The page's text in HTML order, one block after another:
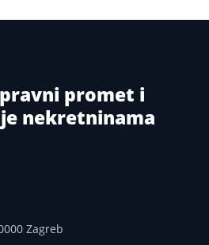
promet i
nekretninama
Zagreb